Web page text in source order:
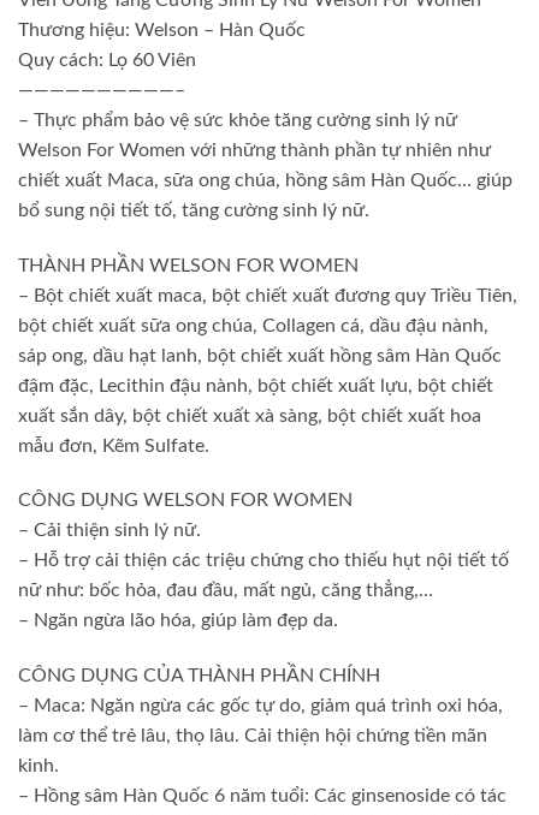
Thương hiệu: Welson – Hàn Quốc
Quy cách: Lọ 60 Viên
——————————–
– Thực phẩm bảo vệ sức khỏe tăng cường sinh lý nữ
Welson For Women với những thành phần tự nhiên như
chiết xuất Maca, sữa ong chúa, hồng sâm Hàn Quốc… giúp
bổ sung nội tiết tố, tăng cường sinh lý nữ.
THÀNH PHẦN WELSON FOR WOMEN
– Bột chiết xuất maca, bột chiết xuất đương quy Triều Tiên,
bột chiết xuất sữa ong chúa, Collagen cá, dầu đậu nành,
sáp ong, dầu hạt lanh, bột chiết xuất hồng sâm Hàn Quốc
đậm đặc, Lecithin đậu nành, bột chiết xuất lựu, bột chiết
xuất sắn dây, bột chiết xuất xà sàng, bột chiết xuất hoa
mẫu đơn, Kẽm Sulfate.
CÔNG DỤNG WELSON FOR WOMEN
– Cải thiện sinh lý nữ.
– Hỗ trợ cải thiện các triệu chứng cho thiếu hụt nội tiết tố
nữ như: bốc hỏa, đau đầu, mất ngủ, căng thẳng,…
– Ngăn ngừa lão hóa, giúp làm đẹp da.
CÔNG DỤNG CỦA THÀNH PHẦN CHÍNH
– Maca: Ngăn ngừa các gốc tự do, giảm quá trình oxi hóa,
làm cơ thể trẻ lâu, thọ lâu. Cải thiện hội chứng tiền mãn
kinh.
– Hồng sâm Hàn Quốc 6 năm tuổi: Các ginsenoside có tác